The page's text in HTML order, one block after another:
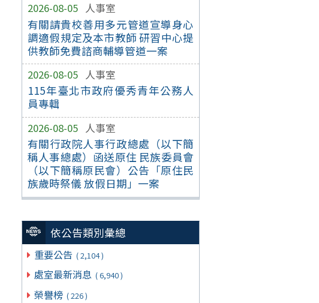
2026-08-05 人事室
有關請貴校善用多元管道宣導身心
調適假規定及本市教師 研習中心提
供教師免費諮商輔導管道一案
2026-08-05 人事室
115年臺北市政府優秀青年公務人
員專輯
2026-08-05 人事室
有關行政院人事行政總處（以下簡
稱人事總處）函送原住 民族委員會
（以下簡稱原民會）公告「原住民
族歲時祭儀 放假日期」一案
依公告類別彙總
重要公告 ( 2,104 )
處室最新消息 ( 6,940 )
榮譽榜 ( 226 )